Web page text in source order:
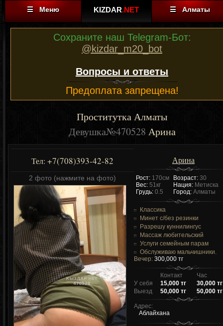
☰ Меню KIZDAR.NET ☰ Алматы
Сохраните наш Telegram-Бот:
@kizdar_m20_bot
Вопросы и ответы
Предоплата запрещена!
Проститутка Алматы
Девушка№470528 Арина
Арина
Рост: 170см
Вес: 51кг
Грудь: 0.5
Возраст: 30
Нация: Метиска
Город: Алматы
Классика
Минет c/без резинки
Разрешу куннилингус
Массаж любительский
Услуги семейным парам
Обслуживаю мальчишники.
Вечер: 300,000 тг
Контакт
Час
У себя
15,000 тг
30,000 тг
Выезд
50,000 тг 50,000 тг
Адрес:
Аблайхана
Тел: +7(708)393-42-82
2 фото (нажмите на фото)